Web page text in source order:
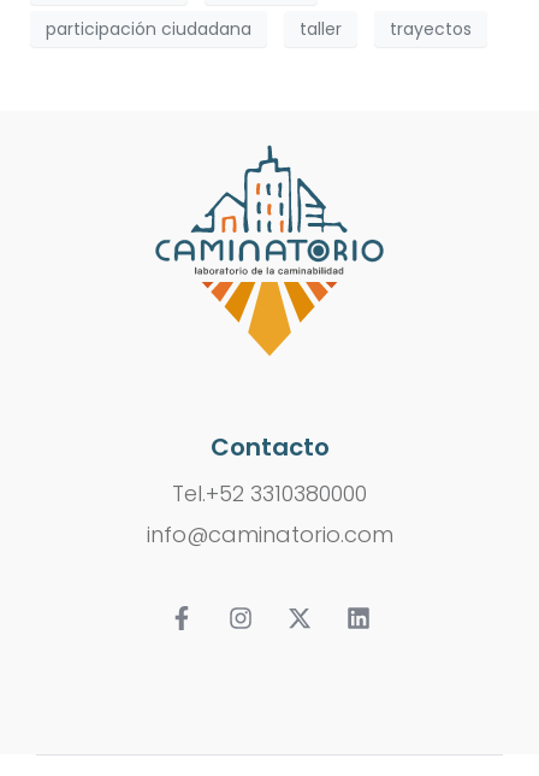
participación ciudadana
taller trayectos
Contacto
Tel.+52 3310380000
info@caminatorio.com